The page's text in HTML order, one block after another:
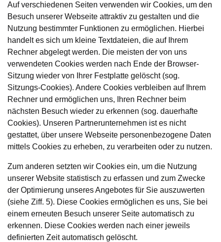
Auf verschiedenen Seiten verwenden wir Cookies, um den
Besuch unserer Webseite attraktiv zu gestalten und die
Nutzung bestimmter Funktionen zu ermöglichen. Hierbei
handelt es sich um kleine Textdateien, die auf Ihrem
Rechner abgelegt werden. Die meisten der von uns
verwendeten Cookies werden nach Ende der Browser-
Sitzung wieder von Ihrer Festplatte gelöscht (sog.
Sitzungs-Cookies). Andere Cookies verbleiben auf Ihrem
Rechner und ermöglichen uns, Ihren Rechner beim
nächsten Besuch wieder zu erkennen (sog. dauerhafte
Cookies). Unseren Partnerunternehmen ist es nicht
gestattet, über unsere Webseite personenbezogene Daten
mittels Cookies zu erheben, zu verarbeiten oder zu nutzen.
Zum anderen setzten wir Cookies ein, um die Nutzung
unserer Website statistisch zu erfassen und zum Zwecke
der Optimierung unseres Angebotes für Sie auszuwerten
(siehe Ziff. 5). Diese Cookies ermöglichen es uns, Sie bei
einem erneuten Besuch unserer Seite automatisch zu
erkennen. Diese Cookies werden nach einer jeweils
definierten Zeit automatisch gelöscht.